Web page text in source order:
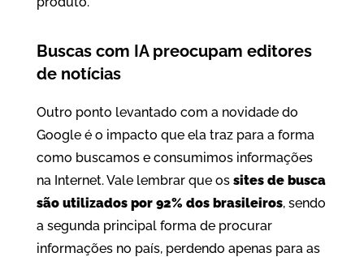
Buscas com IA preocupam editores
de notícias
Outro ponto levantado com a novidade do
Google é o impacto que ela traz para a forma
como buscamos e consumimos informações
na Internet. Vale lembrar que os sites de busca
são utilizados por 92% dos brasileiros, sendo
a segunda principal forma de procurar
informações no país, perdendo apenas para as